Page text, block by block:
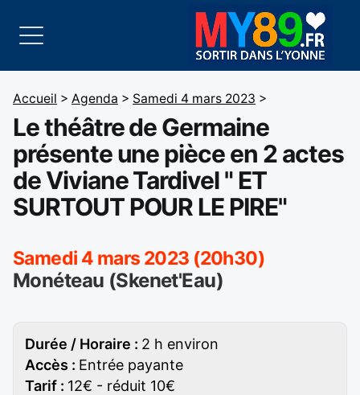
Accueil > Agenda > Samedi 4 mars 2023 >
Le théâtre de Germaine
présente une pièce en 2 actes
de Viviane Tardivel " ET
SURTOUT POUR LE PIRE"
Samedi 4 mars 2023 (20h30)
Monéteau (Skenet'Eau)
Durée / Horaire : 2 h environ
Accès : Entrée payante
Tarif : 12€ - réduit 10€